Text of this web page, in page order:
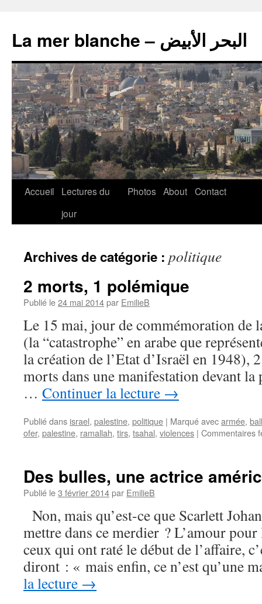
La mer blanche – البحر الأبيض
Accueil
Lectures du
jour
Photos About Contact
Archives de catégorie : politique
2 morts, 1 polémique
Publié le24 mai 2014par EmilieB
Le 15 mai, jour de commémoration de
(la “catastrophe” en arabe que
la création de l’Etat d’Israël en 1948),
morts dans une manifestation devant la
… Continuer la lecture →
Publié dans israel, palestine, politique | Marqué avecarmée,
ofer, palestine, ramallah, tirs, tsahal, violences | Commentaires
Des bulles, une actrice
Publié le3 février 2014par EmilieB
Non, mais qu’est-ce que Scarlett
mettre dans ce merdier ? L’amour pour
ceux qui ont raté le début de l’affaire,
diront : « mais enfin, ce n’est qu’une
la lecture →